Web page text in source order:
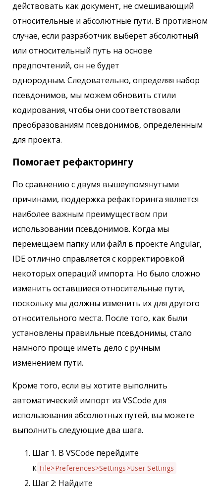
действовать как документ, не смешивающий
относительные и абсолютные пути. В противном
случае, если разработчик выберет абсолютный
или относительный путь на основе
предпочтений, он не будет
однородным. Следовательно, определяя набор
псевдонимов, мы можем обновить стили
кодирования, чтобы они соответствовали
преобразованиям псевдонимов, определенным
для проекта.
Помогает рефакторингу
По сравнению с двумя вышеупомянутыми
причинами, поддержка рефакторинга является
наиболее важным преимуществом при
использовании псевдонимов. Когда мы
перемещаем папку или файл в проекте Angular,
IDE отлично справляется с корректировкой
некоторых операций импорта. Но было сложно
изменить оставшиеся относительные пути,
поскольку мы должны изменить их для другого
относительного места. После того, как были
установлены правильные псевдонимы, стало
намного проще иметь дело с ручным
изменением пути.
Кроме того, если вы хотите выполнить
автоматический импорт из VSCode для
использования абсолютных путей, вы можете
выполнить следующие два шага.
Шаг 1. В VSCode перейдите
к File>Preferences>Settings>User Settings
Шаг 2: Найдите